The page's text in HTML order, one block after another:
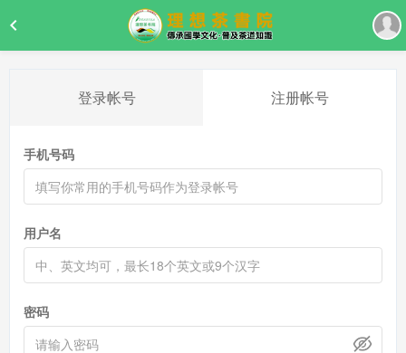
登录帐号 注册帐号
手机号码
用户名
密码